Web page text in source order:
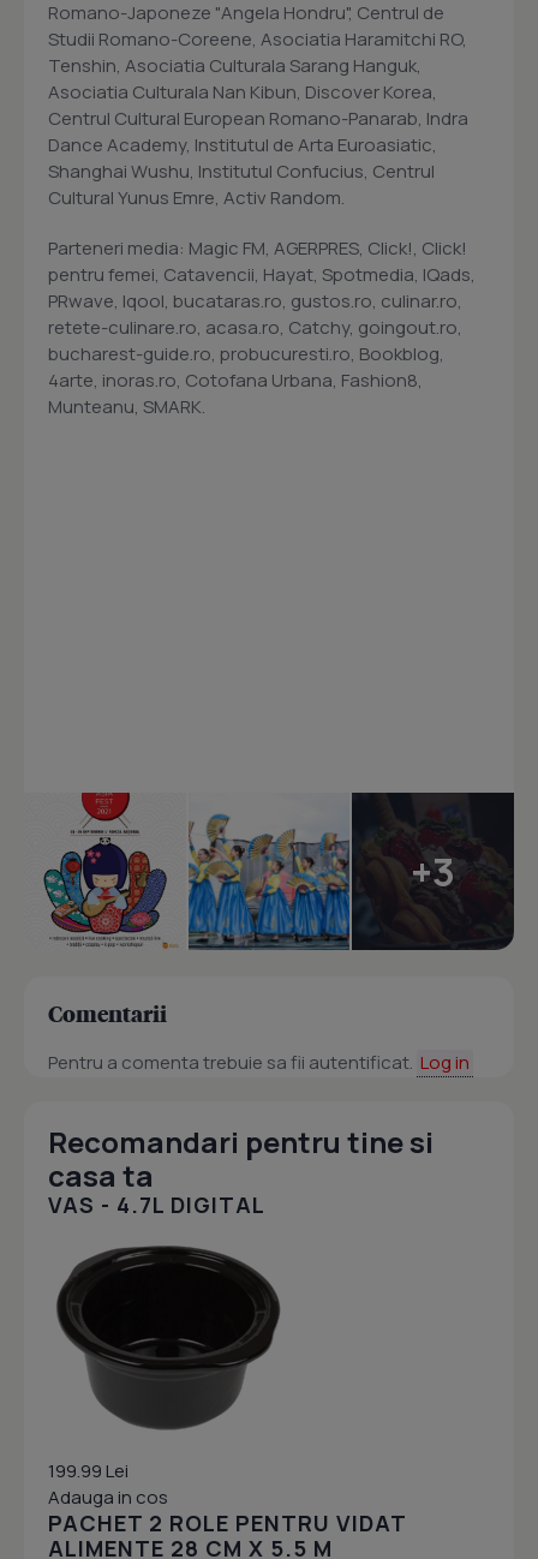
Romano-Japoneze "Angela Hondru", Centrul de
Studii Romano-Coreene, Asociatia Haramitchi RO,
Tenshin, Asociatia Culturala Sarang Hanguk,
Asociatia Culturala Nan Kibun, Discover Korea,
Centrul Cultural European Romano-Panarab, Indra
Dance Academy, Institutul de Arta Euroasiatic,
Shanghai Wushu, Institutul Confucius, Centrul
Cultural Yunus Emre, Activ Random.
Parteneri media: Magic FM, AGERPRES, Click!, Click!
pentru femei, Catavencii, Hayat, Spotmedia, IQads,
PRwave, Iqool, bucataras.ro, gustos.ro, culinar.ro,
retete-culinare.ro, acasa.ro, Catchy, goingout.ro,
bucharest-guide.ro, probucuresti.ro, Bookblog,
4arte, inoras.ro, Cotofana Urbana, Fashion8,
Munteanu, SMARK.
+3
Comentarii
Pentru a comenta trebuie sa fii autentificat. Log in
Recomandari pentru tine si
casa ta
VAS - 4.7L DIGITAL
199.99 Lei
Adauga in cos
PACHET 2 ROLE PENTRU VIDAT
ALIMENTE 28 CM X 5.5 M